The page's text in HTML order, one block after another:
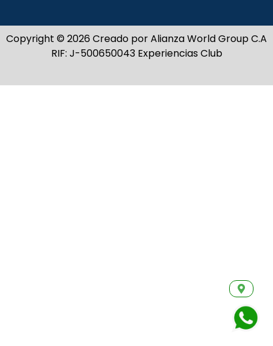
Copyright © 2026 Creado por Alianza World Group C.A
RIF: J-500650043 Experiencias Club